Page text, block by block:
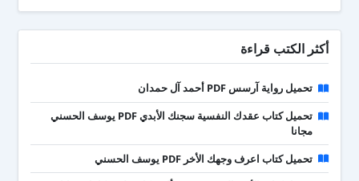
أكثر الكتب قراءة
تحميل رواية آرسس PDF أحمد آل حمدان
تحميل كتاب عقدك النفسية سجنك الأبدي PDF يوسف الحسني
مجانا
تحميل كتاب اعرف وجهك الأخر PDF يوسف الحسني